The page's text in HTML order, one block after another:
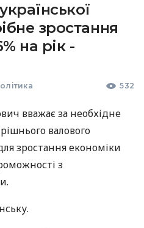
зростання
на рік -
532
вважає за необхідне
валового
зростання економіки
з